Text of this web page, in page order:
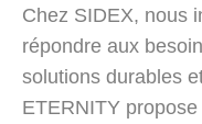
Chez SIDEX, nous
répondre aux
solutions durables
ETERNITY